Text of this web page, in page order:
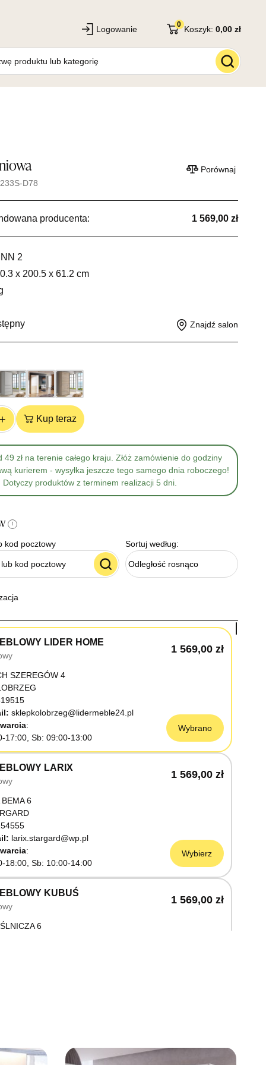
Logowanie 0 Koszyk: 0,00 zł
D78
Porównaj
producenta: 1 569,00 zł
2
x 200.5 x 61.2 cm
Znajdź salon
+ Kup teraz
49 zł na terenie całego kraju. Złóż zamówienie do godziny
kurierem - wysyłka jeszcze tego samego dnia roboczego!
Dotyczy produktów z terminem realizacji 5 dni.
i
kod pocztowy Sortuj według:
Odległość rosnąco
LIDER HOME
SZEREGÓW 4
sklepkolobrzeg@lidermeble24.pl
17:00, Sb: 09:00-13:00
1 569,00 zł
Wybrano
LARIX
6
larix.stargard@wp.pl
18:00, Sb: 10:00-14:00
1 569,00 zł
Wybierz
KUBUŚ
6
1 569,00 zł
M JAK MEBLE